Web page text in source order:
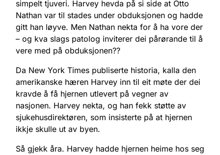
simpelt tjuveri. Harvey hevda på si side at Otto
Nathan var til stades under obduksjonen og hadde
gitt han løyve. Men Nathan nekta for å ha vore der
– og kva slags patolog inviterer dei pårørande til å
vere med på obduksjonen??
Da New York Times publiserte historia, kalla den
amerikanske hæren Harvey inn til eit møte der dei
kravde å få hjernen utlevert på vegner av
nasjonen. Harvey nekta, og han fekk støtte av
sjukehusdirektøren, som insisterte på at hjernen
ikkje skulle ut av byen.
Så gjekk åra. Harvey hadde hjernen heime hos seg